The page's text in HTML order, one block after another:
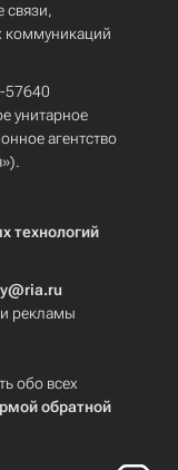
связи,
коммуникаций
57640
унитарное
агентство
технологий
рекламы
обо всех
обратной